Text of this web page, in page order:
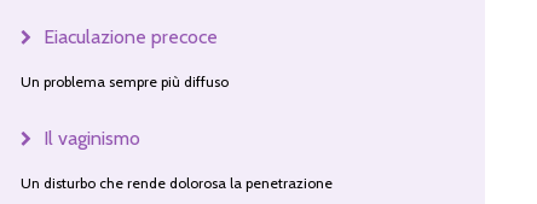
Eiaculazione precoce
Un problema sempre più diffuso
Il vaginismo
Un disturbo che rende dolorosa la penetrazione